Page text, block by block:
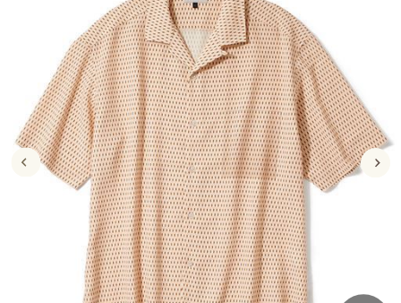
ジュニア・ティーンズ下着
メンズ下着
キッチン・雑貨・日用品
寝具・インテリア・家具通販すべて
家具・収納
寝具・ベッド
カーテン・ラグ・ファブリック
美容・健康
美容・健康通販すべて
美容・健康・サプリメント
制服・スクール
制服・スクールすべて
制服・学生服
ジュニア・ティーンズ下着
大きいサイズ
大きいサイズ通販すべて
大きいサイズ レディース服
大きいサイズ レディース下着
バーゲン
バーゲンセール
シークレットセール
商品カテゴリ一覧
キッチン・雑貨・日用品
家具・収納
寝具・ベッド
カーテン・ラグ・ファブリック
美容・健康通販すべて
美容・健康・サプリメント
制服・スクール
制服・スクールすべて
制服・学生服
ジュニア・ティーンズ下着
大きいサイズ
大きいサイズ通販すべて
大きいサイズ レディース服
大きいサイズ レディース下着
大きいサイズ メンズ
バーゲン
バーゲンセール
シークレットセール
詳細検索
商品カテゴリ一覧